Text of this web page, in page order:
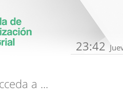
23:42
a ...